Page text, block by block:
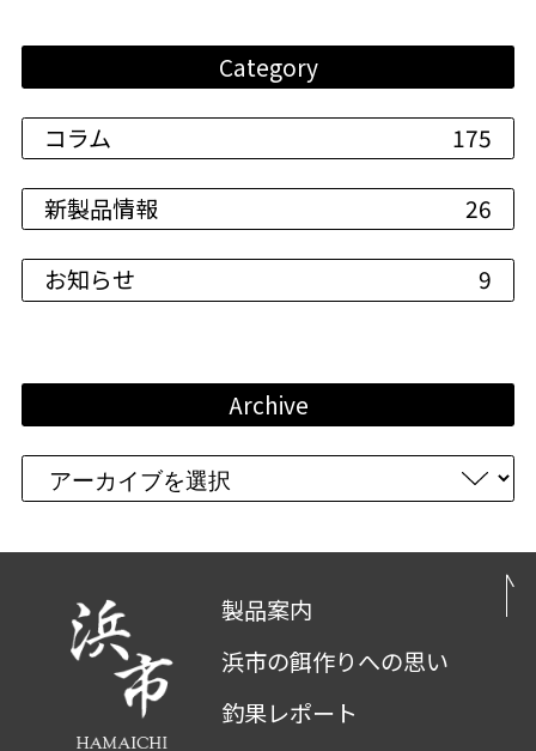
Category
コラム 175
新製品情報 26
お知らせ 9
Archive
製品案内
浜市の餌作りへの思い
釣果レポート